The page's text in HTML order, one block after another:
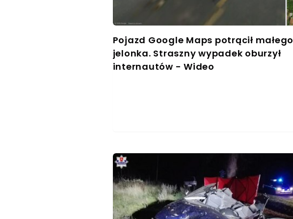
Pojazd Google Maps potrącił małego
jelonka. Straszny wypadek oburzył
internautów - Wideo